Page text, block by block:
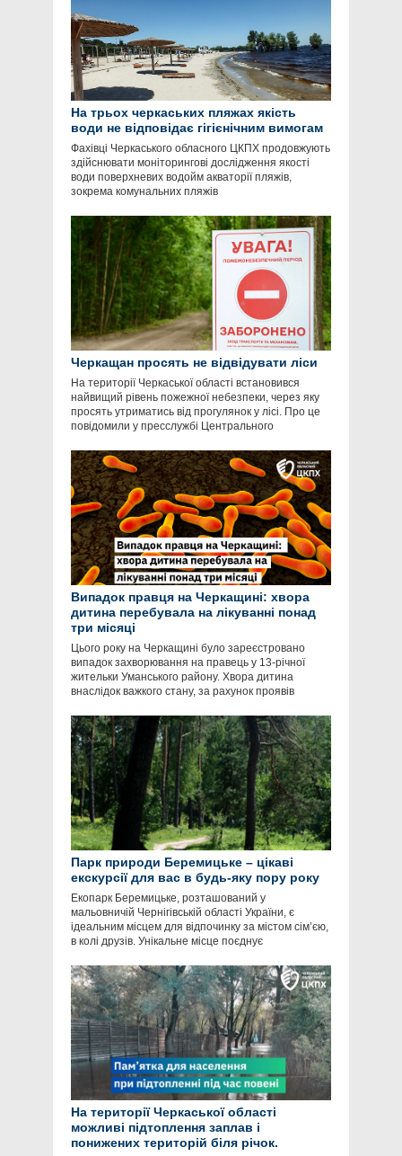
На трьох черкаських пляжах якість
води не відповідає гігієнічним вимогам
Фахівці Черкаського обласного ЦКПХ продовжують
здійснювати моніторингові дослідження якості
води поверхневих водойм акваторії пляжів,
зокрема комунальних пляжів
Черкащан просять не відвідувати ліси
На території Черкаської області встановився
найвищий рівень пожежної небезпеки, через яку
просять утриматись від прогулянок у лісі. Про це
повідомили у пресслужбі Центрального
Випадок правця на Черкащині: хвора
дитина перебувала на лікуванні понад
три місяці
Цього року на Черкащині було зареєстровано
випадок захворювання на правець у 13-річної
жительки Уманського району. Хвора дитина
внаслідок важкого стану, за рахунок проявів
Парк природи Беремицьке – цікаві
екскурсії для вас в будь-яку пору року
Екопарк Беремицьке, розташований у
мальовничій Чернігівській області України, є
ідеальним місцем для відпочинку за містом сім’єю,
в колі друзів. Унікальне місце поєднує
На території Черкаської області
можливі підтоплення заплав і
понижених територій біля річок.